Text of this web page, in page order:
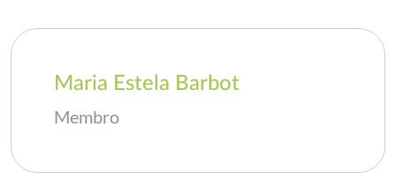
Maria Estela Barbot
Membro